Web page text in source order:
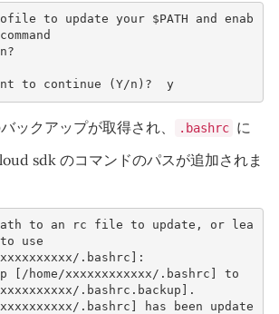
to update your $PATH and enab
to continue (Y/n)?  y
ックアップが取得され、 .bashrc に
sdk のコマンドのパスが追加されま
to an rc file to update, or lea
use
.bashrc]:
[/home/xxxxxxxxxxxx/.bashrc] to
.bashrc.backup].
.bashrc] has been update